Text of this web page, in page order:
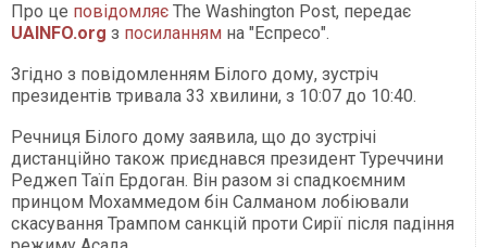
Про це повідомляє The Washington Post, передає
UAINFO.org з посиланням на "Еспресо".
Згідно з повідомленням Білого дому, зустріч
президентів тривала 33 хвилини, з 10:07 до 10:40.
Речниця Білого дому заявила, що до зустрічі
дистанційно також приєднався президент Туреччини
Реджеп Таїп Ердоган. Він разом зі спадкоємним
принцом Мохаммедом бін Салманом лобіювали
скасування Трампом санкцій проти Сирії після падіння